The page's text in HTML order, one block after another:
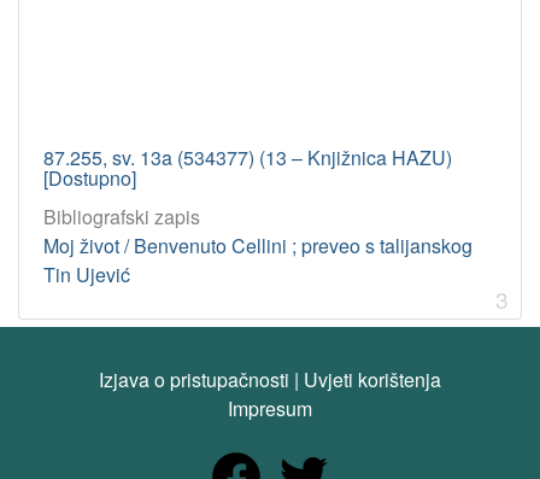
87.255, sv. 13a (534377) (13 – Knjižnica HAZU)
[Dostupno]
Bibliografski zapis
Moj život / Benvenuto Cellini ; preveo s talijanskog
Tin Ujević
3
Izjava o pristupačnosti | Uvjeti korištenja
Impresum